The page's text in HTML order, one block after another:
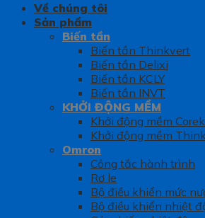
Về chúng tôi
Sản phẩm
Biến tần
Biến tần Thinkvert
Biến tần Delixi
Biến tần KCLY
Biến tần INVT
KHỞI ĐỘNG MỀM
Khởi động mềm
Khởi động mềm
Omron
Công tắc hành trình
Rơ le
Bộ điều khiển mức
Bộ điều khiển nhiệt